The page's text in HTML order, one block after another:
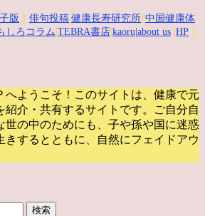
版 俳句投稿 健康長寿研究所 中国健康体
しろコラム TEBRA書店 kaoru |about us HP
へようこそ！このサイトは、健康で元
介・共有するサイトです。
ご自分自
世の中のためにも、子や孫や国に迷惑
きするとともに、自然にフェイドアウ